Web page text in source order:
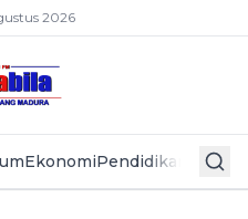
2026
EkonomiPendidikan Politik